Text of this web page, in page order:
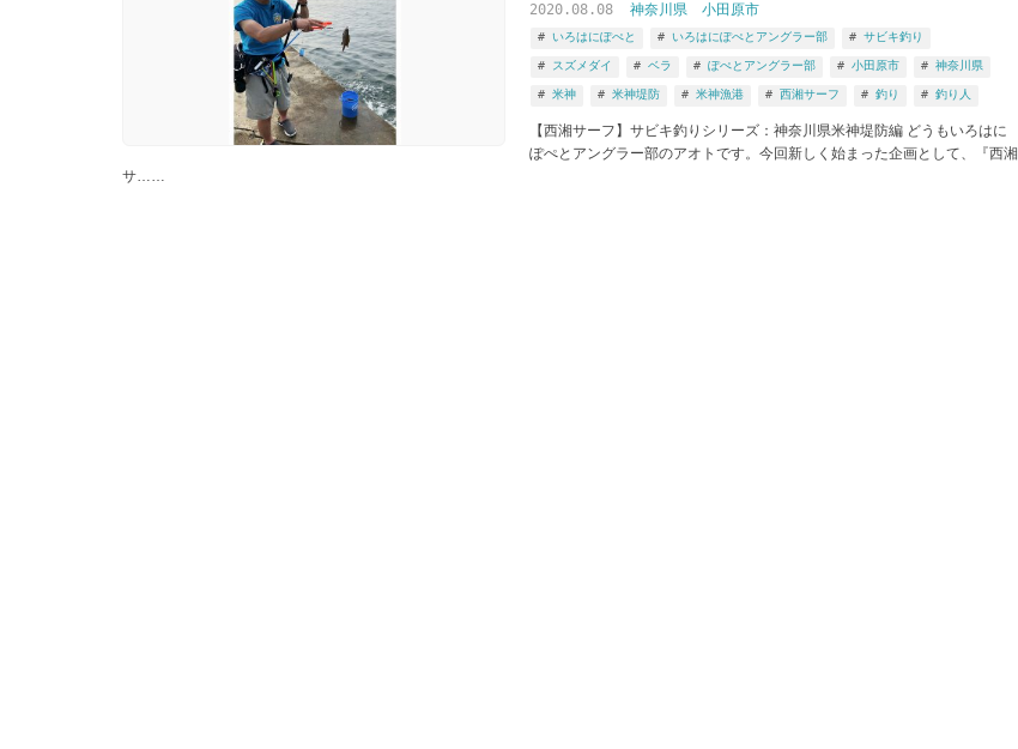
2020.08.08 神奈川県 小田原市
いろはにぽぺと いろはにぽぺとアングラー部 サビキ釣り
スズメダイ ベラ ぽぺとアングラー部 小田原市 神奈川県
米神 米神堤防 米神漁港 西湘サーフ 釣り 釣り人
【西湘サーフ】サビキ釣りシリーズ：神奈川県米神堤防編 どうもいろはに
ぽぺとアングラー部のアオトです。今回新しく始まった企画として、『西湘
サ……